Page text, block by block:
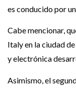
es conducido por
Cabe mencionar,
Italy en la ciudad
y electrónica
Asimismo, el